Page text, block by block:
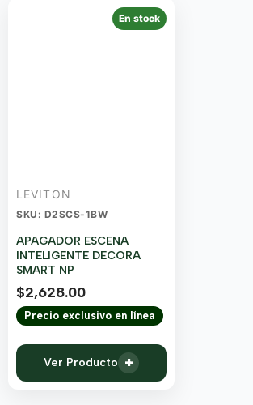
En stock
LEVITON
SKU: D2SCS-1BW
APAGADOR ESCENA
INTELIGENTE DECORA
SMART NP
$2,628.00
Precio exclusivo en línea
Ver Producto +